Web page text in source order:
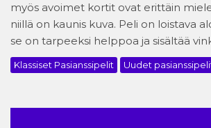
myös avoimet kortit ovat erittäin
niillä on kaunis kuva. Peli on loistava
se on tarpeeksi helppoa ja sisältää
Klassiset Pasianssipelit Uudet